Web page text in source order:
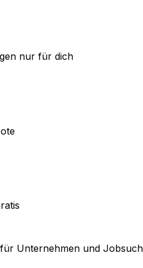
nur für dich
Unternehmen und